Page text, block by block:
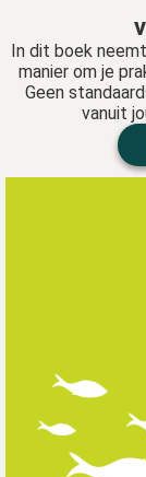
In dit boek
manier om je
Geen
vanuit